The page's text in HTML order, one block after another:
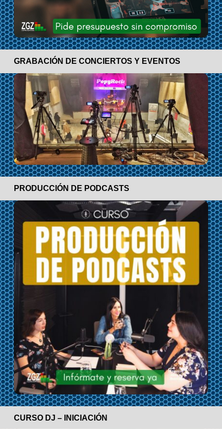
GRABACIÓN DE CONCIERTOS Y EVENTOS
PRODUCCIÓN DE PODCASTS
CURSO DJ – INICIACIÓN